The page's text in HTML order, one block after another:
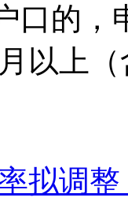
口的
以上
拟调整